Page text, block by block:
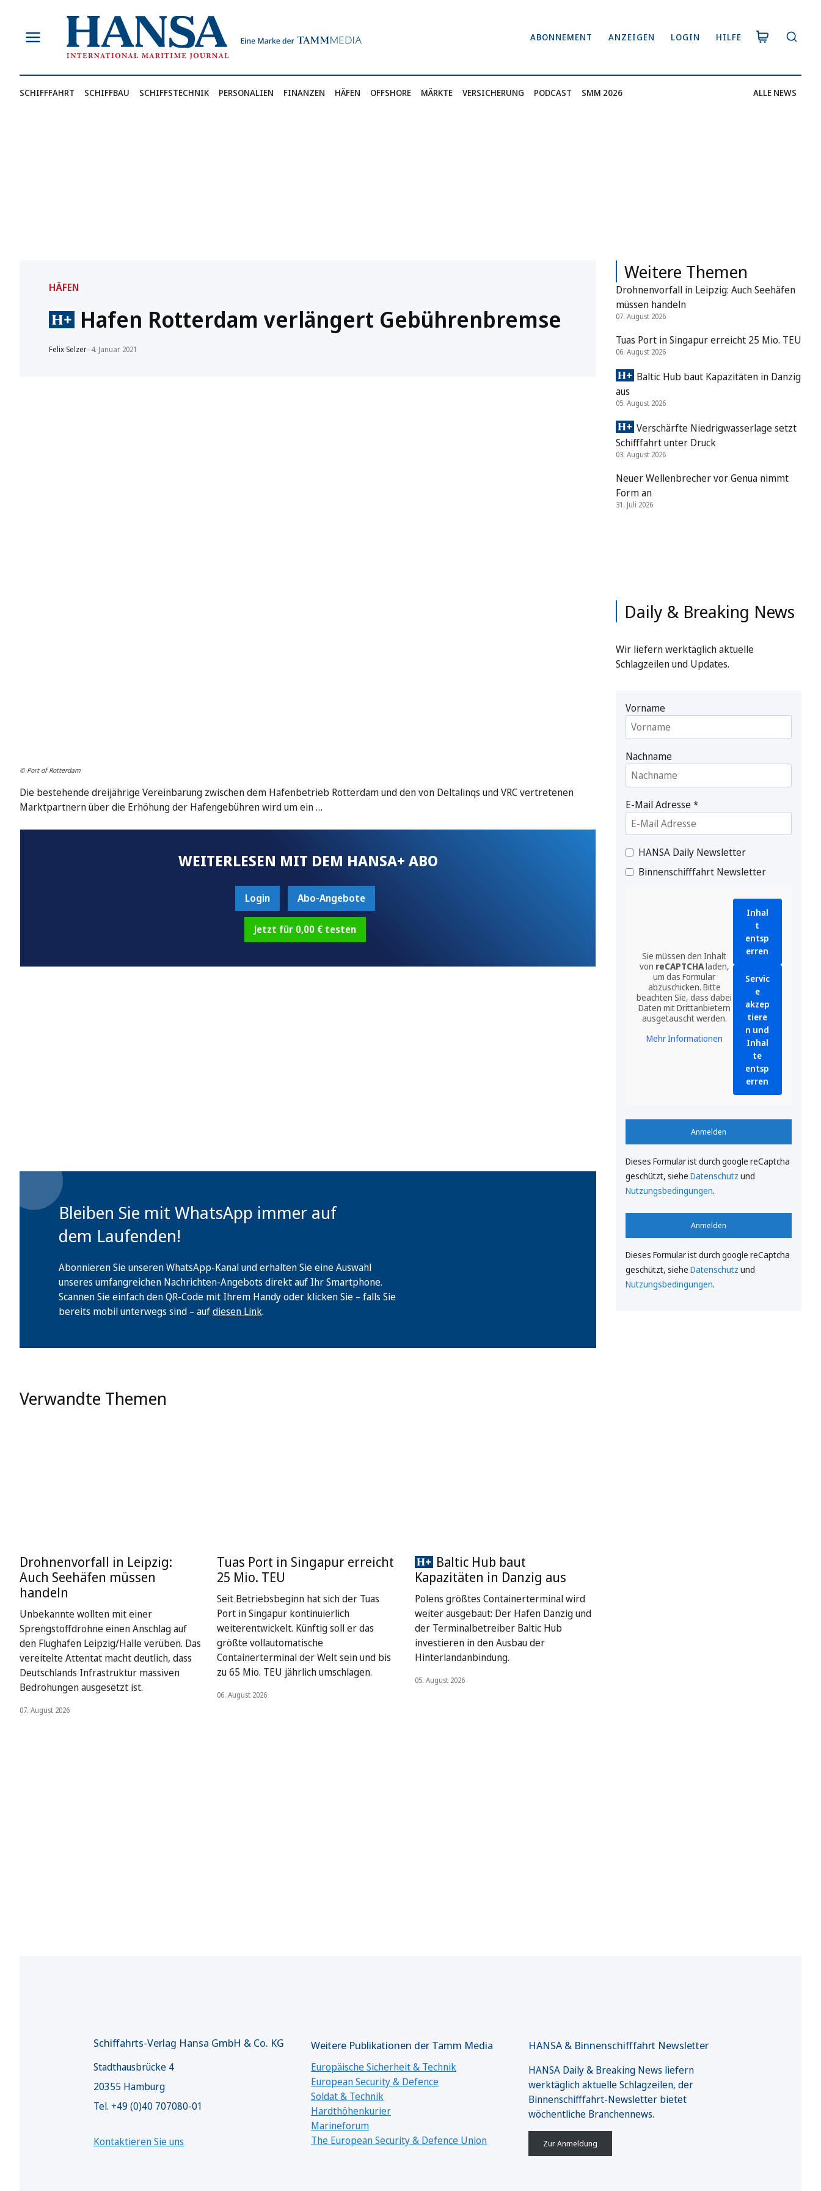
springen
ABONNEMENT ANZEIGEN LOGIN HILFE
SCHIFFFAHRT SCHIFFBAU SCHIFFSTECHNIK PERSONALIEN FINANZEN HÄFEN OFFSHORE MÄRKTE VERSICHERUNG PODCAST SMM 2026 ALLE NEWS
HÄFEN
Hafen Rotterdam verlängert Gebührenbremse
Felix Selzer–4. Januar 2021
© Port of Rotterdam
Die bestehende dreijährige Vereinbarung zwischen dem Hafenbetrieb Rotterdam und den von Deltalinqs und VRC vertretenen
Marktpartnern über die Erhöhung der Hafengebühren wird um ein …
WEITERLESEN MIT DEM HANSA+ ABO
Login Abo-Angebote
Jetzt für 0,00 € testen
Bleiben Sie mit WhatsApp immer auf
dem Laufenden!
Abonnieren Sie unseren WhatsApp-Kanal und erhalten Sie eine Auswahl
unseres umfangreichen Nachrichten-Angebots direkt auf Ihr Smartphone.
Scannen Sie einfach den QR-Code mit Ihrem Handy oder klicken Sie – falls Sie
bereits mobil unterwegs sind – aufdiesen Link.
Verwandte Themen
Drohnenvorfall in Leipzig:
Auch Seehäfen müssen
handeln
Unbekannte wollten mit einer
Sprengstoffdrohne einen Anschlag auf
den Flughafen Leipzig/Halle verüben. Das
vereitelte Attentat macht deutlich, dass
Deutschlands Infrastruktur massiven
Bedrohungen ausgesetzt ist.
07. August 2026
Tuas Port in Singapur erreicht
25 Mio. TEU
Seit Betriebsbeginn hat sich der Tuas
Port in Singapur kontinuierlich
weiterentwickelt. Künftig soll er das
größte vollautomatische
Containerterminal der Welt sein und bis
zu 65 Mio. TEU jährlich umschlagen.
06. August 2026
Baltic Hub baut
Kapazitäten in Danzig aus
Polens größtes Containerterminal wird
weiter ausgebaut: Der Hafen Danzig und
der Terminalbetreiber Baltic Hub
investieren in den Ausbau der
Hinterlandanbindung.
05. August 2026
Weitere Themen
Drohnenvorfall in Leipzig: Auch Seehäfen
müssen handeln
07. August 2026
Tuas Port in Singapur erreicht 25 Mio. TEU
06. August 2026
Baltic Hub baut Kapazitäten in Danzig
aus
05. August 2026
Verschärfte Niedrigwasserlage setzt
Schifffahrt unter Druck
03. August 2026
Neuer Wellenbrecher vor Genua nimmt
Form an
31. Juli 2026
Daily & Breaking News
Wir liefern werktäglich aktuelle
Schlagzeilen und Updates.
Vorname
Nachname
E-Mail Adresse*
HANSA Daily Newsletter
Binnenschifffahrt Newsletter
Sie müssen den Inhalt
von reCAPTCHAladen,
um das Formular
abzuschicken. Bitte
beachten Sie, dass dabei
Daten mit Drittanbietern
ausgetauscht werden.
Mehr Informationen
Inhal
t
entsp
erren
Servic
e
akzep
tiere
n und
Inhal
te
entsp
erren
Anmelden
Dieses Formular ist durch google reCaptcha
geschützt, siehe Datenschutz und
Nutzungsbedingungen.
Anmelden
Dieses Formular ist durch google reCaptcha
geschützt, siehe Datenschutz und
Nutzungsbedingungen.
Schiffahrts-Verlag Hansa GmbH & Co. KG
Stadthausbrücke 4
20355 Hamburg
Tel. +49 (0)40 707080-01
Kontaktieren Sie uns
Weitere Publikationen der Tamm Media
Europäische Sicherheit & Technik
European Security & Defence
Soldat & Technik
Hardthöhenkurier
Marineforum
The European Security & Defence Union
HANSA & Binnenschifffahrt Newsletter
HANSA Daily & Breaking News liefern
werktäglich aktuelle Schlagzeilen, der
Binnenschifffahrt-Newsletter bietet
wöchentliche Branchennews.
Zur Anmeldung